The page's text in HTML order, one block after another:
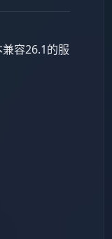
容26.1的服